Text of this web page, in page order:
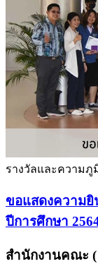
รางวัลและความภู
ขอแสดงความยิ
ปีการศึกษา
สำนักงานคณะ (